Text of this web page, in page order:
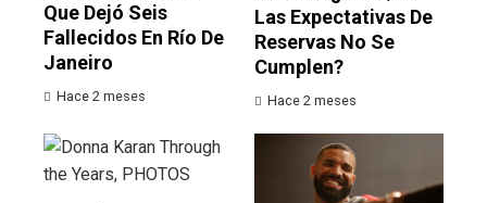
Que Dejó Seis
Fallecidos En Río De
Janeiro
Hace 2 meses
Las Expectativas De
Reservas No Se
Cumplen?
Hace 2 meses